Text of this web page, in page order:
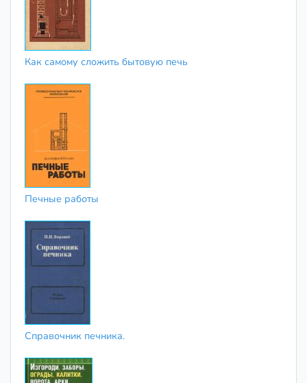
Как самому сложить бытовую печь
Печные работы
Справочник печника.